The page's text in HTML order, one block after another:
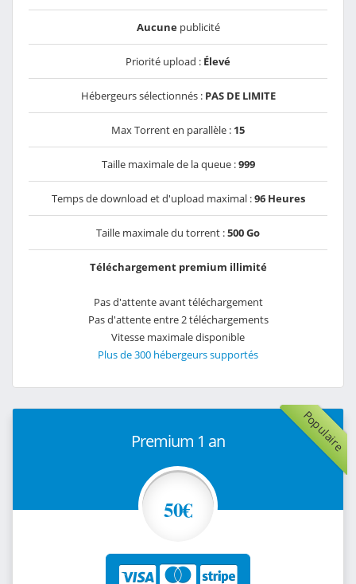
Aucunepublicité
Priorité upload : Élevé
Hébergeurs sélectionnés : PAS DE LIMITE
Max Torrent en parallèle : 15
Taille maximale de la queue :999
Temps de download et d'upload maximal :96 Heures
Taille maximale du torrent :500 Go
Téléchargement premium illimité
Pas d'attente avant téléchargement
Pas d'attente entre 2 téléchargements
Vitesse maximale disponible
Plus de 300 hébergeurs supportés
Populaire
Premium 1 an
50€